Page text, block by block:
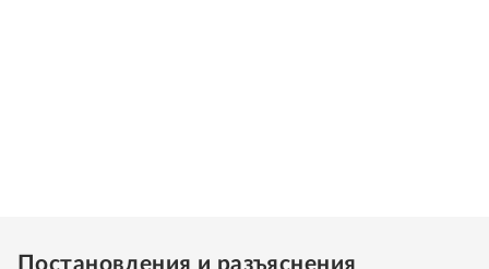
Постановления и разъяснения